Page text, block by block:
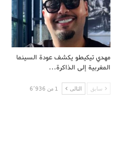
مهدي تيكيطو يكشف عودة السينما
المغربية إلى الذاكرة…
سابق التالى 1 من 6٬936